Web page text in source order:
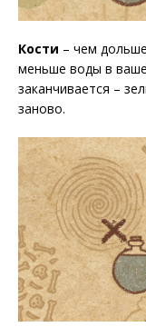
Кости – чем
меньше воды в
заканчивается –
заново.